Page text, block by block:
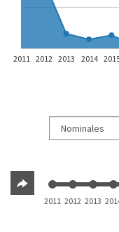
2011 2012 2013 2014
2011 2012 2013